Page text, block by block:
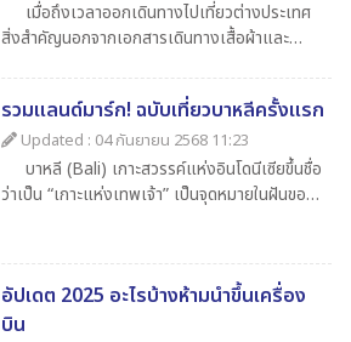
เมื่อถึงเวลาออกเดินทางไปเที่ยวต่างประเทศ
สิ่งสำคัญนอกจากเอกสารเดินทางเสื้อผ้าและ
ว่าต่างจากประเทศไทยกี่ชั่วโมงเพื่อจะได้ปรับ
นาฬิกาให้ตรงตามไทม์โซน และยังช่วยให้สื่อสาร
ตรงกับเมืองไทยโดยในบทความนี้ได้รวบรวมข้อมูล
น่าสนใจเกี่ยวกับเวลาที่ไทยต่างจากประเทศอื่น มา
รวมแลนด์มาร์ก! ฉบับเที่ยวบาหลีครั้งแรก
Updated : 04 กันยายน 2568 11:23
บาหลี (Bali) เกาะสวรรค์แห่งอินโดนีเซียขึ้นชื่อ
ว่าเป็น “เกาะแห่งเทพเจ้า” เป็นจุดหมายในฝันของ
สุด ๆ สำหรับใครที่กำลังจะไปบาหลีครั้งแรกและยัง
ไม่รู้จะเริ่มที่ไหน วันนี้ 365Travel(ทัวร์365วัน) ได้
รวม แลนด์มาร์กห้ามพลาด มาให้แล้ว
อัปเดต 2025 อะไรบ้างห้ามนำขึ้นเครื่อง
บิน